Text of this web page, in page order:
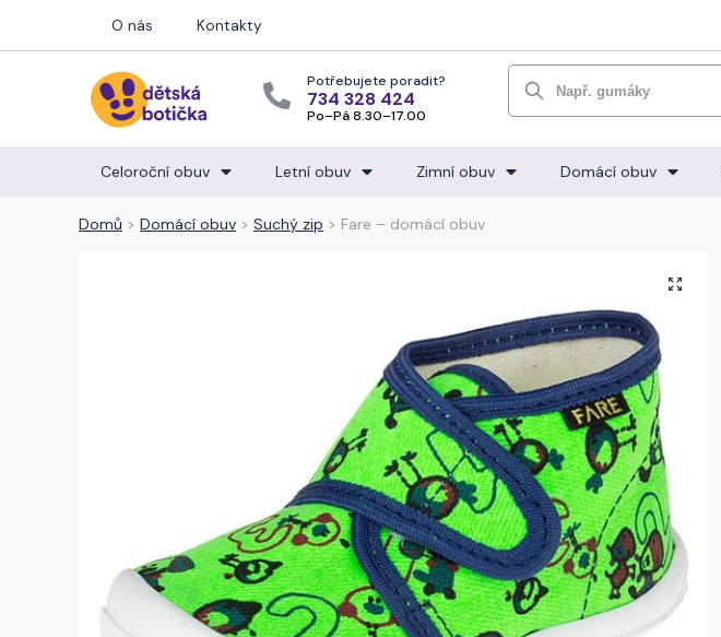
O nás Kontakty
Potřebujete poradit?
734 328 424
Po–Pá 8.30–17.00
Hledat
Celoroční obuv Letní obuv Zimní obuv Domácí obuv
Domů >Domácí obuv >Suchý zip > Fare – domácí obuv
🔍